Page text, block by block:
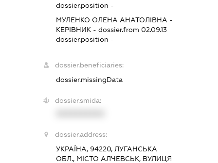
dossier.position -
МУЛЕНКО ОЛЕНА АНАТОЛІВНА -
КЕРІВНИК - dossier.from 02.09.13
dossier.position -
dossier.beneficiaries:
dossier.missingData
dossier.smida:
dossier.address:
УКРАЇНА, 94220, ЛУГАНСЬКА
ОБЛ., МІСТО АЛЧЕВСЬК, ВУЛИЦЯ